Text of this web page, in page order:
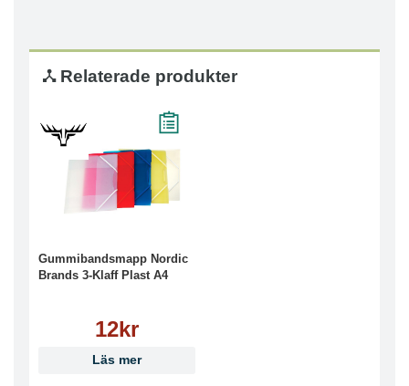
Relaterade produkter
Gummibandsmapp Nordic
Brands 3-Klaff Plast A4
12kr
Läs mer